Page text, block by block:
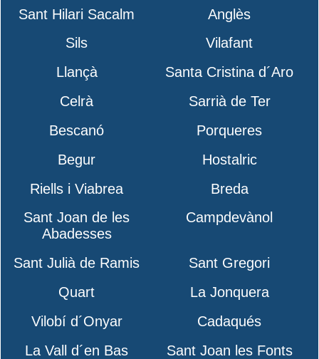
Sant Hilari Sacalm
Anglès
Sils
Vilafant
Llançà
Santa Cristina d´Aro
Celrà
Sarrià de Ter
Bescanó
Porqueres
Begur
Hostalric
Riells i Viabrea
Breda
Sant Joan de les
Abadesses
Campdevànol
Sant Julià de Ramis
Sant Gregori
Quart
La Jonquera
Vilobí d´Onyar
Cadaqués
La Vall d´en Bas
Sant Joan les Fonts